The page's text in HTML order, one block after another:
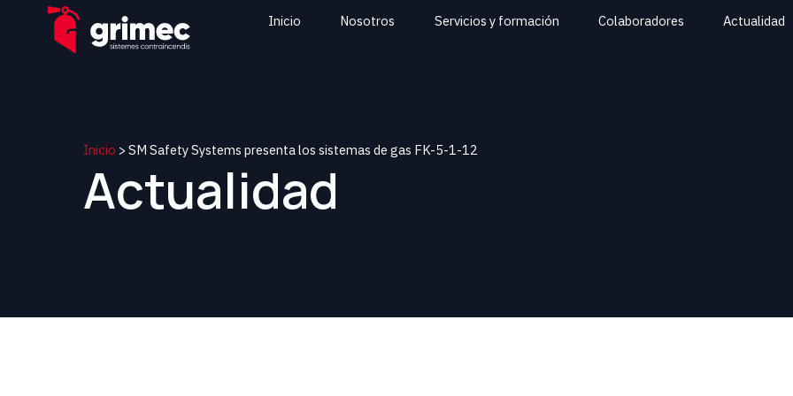
Inicio Nosotros Servicios y formación Colaboradores Actualidad
Inicio >SM Safety Systems presenta los sistemas de gas FK-5-1-12
Actualidad